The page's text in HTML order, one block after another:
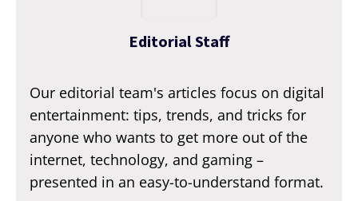
Editorial Staff
Our editorial team's articles focus on digital
entertainment: tips, trends, and tricks for
anyone who wants to get more out of the
internet, technology, and gaming –
presented in an easy-to-understand format.